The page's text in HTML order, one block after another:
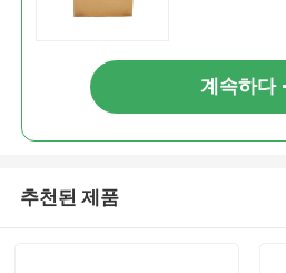
계속하다
추천된 제품